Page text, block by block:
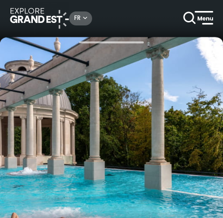
FR
Bien-être Entrée Spa Thermal Bien-Être